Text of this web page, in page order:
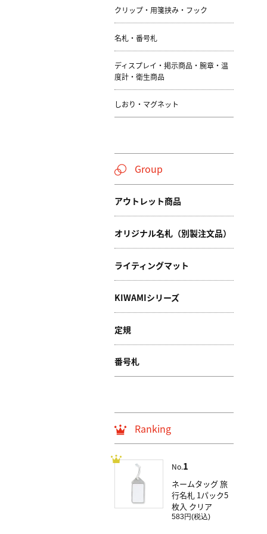
クリップ・用箋挟み・フック
名札・番号札
ディスプレイ・掲示商品・腕章・温
度計・衛生商品
しおり・マグネット
Group
アウトレット商品
オリジナル名札（別製注文品）
ライティングマット
KIWAMIシリーズ
定規
番号札
Ranking
No.1
ネームタッグ 旅
行名札 1パック5
枚入 クリア
583円(税込)